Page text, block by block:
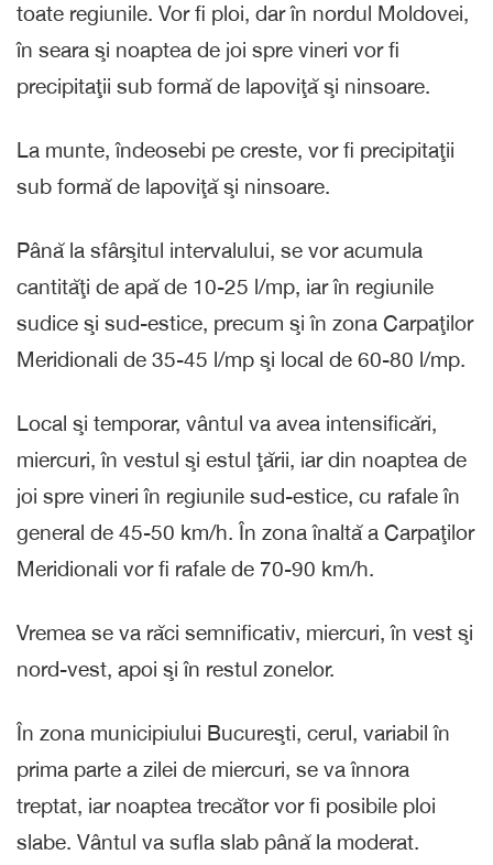
toate regiunile. Vor fi ploi, dar în nordul Moldovei,
în seara şi noaptea de joi spre vineri vor fi
precipitaţii sub formă de lapoviţă şi ninsoare.
La munte, îndeosebi pe creste, vor fi precipitaţii
sub formă de lapoviţă şi ninsoare.
Până la sfârşitul intervalului, se vor acumula
cantităţi de apă de 10-25 l/mp, iar în regiunile
sudice şi sud-estice, precum şi în zona Carpaţilor
Meridionali de 35-45 l/mp şi local de 60-80 l/mp.
Local şi temporar, vântul va avea intensificări,
miercuri, în vestul şi estul ţării, iar din noaptea de
joi spre vineri în regiunile sud-estice, cu rafale în
general de 45-50 km/h. În zona înaltă a Carpaţilor
Meridionali vor fi rafale de 70-90 km/h.
Vremea se va răci semnificativ, miercuri, în vest şi
nord-vest, apoi şi în restul zonelor.
În zona municipiului Bucureşti, cerul, variabil în
prima parte a zilei de miercuri, se va înnora
treptat, iar noaptea trecător vor fi posibile ploi
slabe. Vântul va sufla slab până la moderat.